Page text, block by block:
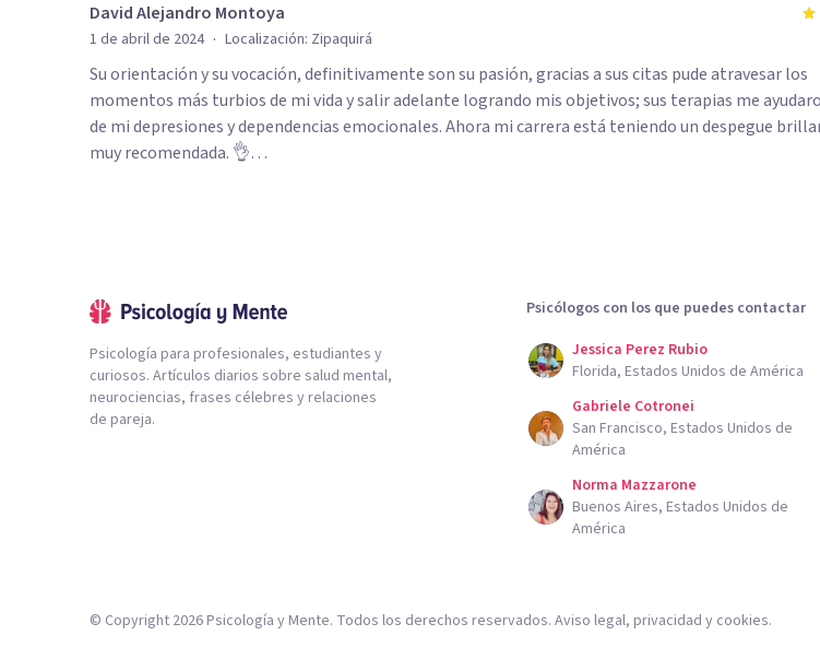
David Alejandro Montoya
1 de abril de 2024 · Localización: Zipaquirá
Su orientación y su vocación, definitivamente son su pasión, gracias a sus citas pude atravesar los
momentos más turbios de mi vida y salir adelante logrando mis objetivos; sus terapias me
de mi depresiones y dependencias emocionales. Ahora mi carrera está teniendo un despegue
muy recomendada. 👌…
Psicología para profesionales, estudiantes y
curiosos. Artículos diarios sobre salud mental,
neurociencias, frases célebres y relaciones
de pareja.
Psicólogos con los que puedes contactar
Jessica Perez Rubio
Florida, Estados Unidos de América
Gabriele Cotronei
San Francisco, Estados Unidos de
América
Norma Mazzarone
Buenos Aires, Estados Unidos de
América
© Copyright 2026Psicología y Mente. Todos los derechos reservados. Aviso legal, privacidad y cookies.